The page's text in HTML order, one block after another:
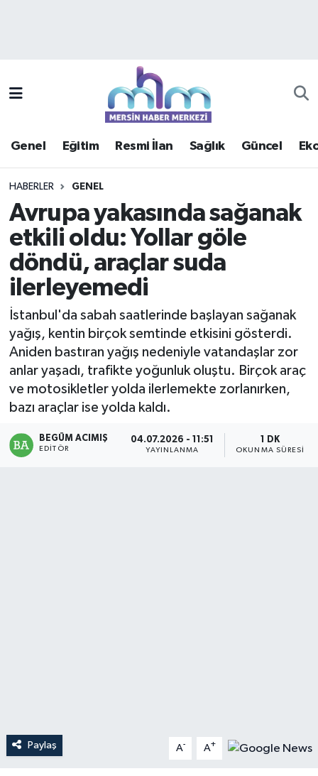
Genel Eğitim Resmi İlan Sağlık Güncel
HABERLER GENEL
Avrupa yakasında sağanak
etkili oldu: Yollar göle
döndü, araçlar suda
ilerleyemedi
İstanbul'da sabah saatlerinde başlayan sağanak
yağış, kentin birçok semtinde etkisini gösterdi.
Aniden bastıran yağış nedeniyle vatandaşlar zor
anlar yaşadı, trafikte yoğunluk oluştu. Birçok araç
ve motosikletler yolda ilerlemekte zorlanırken,
bazı araçlar ise yolda kaldı.
BEGÜM ACIMIŞ
EDITÖR
04.07.2026 - 11:51
YAYINLANMA
1 DK
OKUNMA SÜRESI
Paylaş A- A+
Güncel
Haberde insan
Kültür - Sanat
Magazin
Mersin
Mersin Tarihi
Özel Haber
Mersin Trafik Yoğunluk Haritası
Süper Lig Puan Durumu ve Fikstür
Haber Arşivi